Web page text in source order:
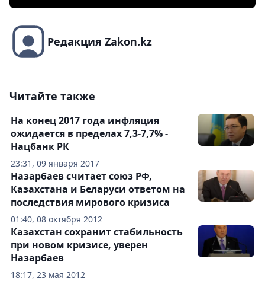
Редакция Zakon.kz
Читайте также
23:31, 09 января 2017
На конец 2017 года инфляция
ожидается в пределах 7,3-7,7% -
Нацбанк РК
01:40, 08 октября 2012
Назарбаев считает союз РФ,
Казахстана и Беларуси ответом на
последствия мирового кризиса
18:17, 23 мая 2012
Казахстан сохранит стабильность
при новом кризисе, уверен
Назарбаев